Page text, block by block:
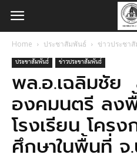
Home ประชาสัมพันธ์ ข่าวประชา
ประชาสัมพันธ์ ข่าวประชาสัมพันธ์
พล.อ.เฉลิมชัย
องคมนตรี ลง
โรงเรียน โคร
ศึกษาในพื้นที่ จ.